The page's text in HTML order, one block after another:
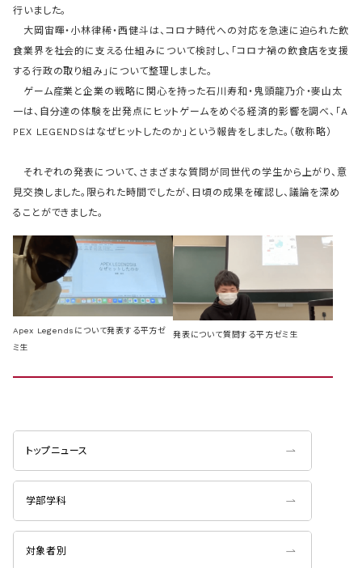
行いました。
大岡宙暉・小林律稀・西健斗は、コロナ時代への対応を急速に迫られた飲
食業界を社会的に支える仕組みについて検討し、「コロナ禍の飲食店を支援
する行政の取り組み」について整理しました。
ゲーム産業と企業の戦略に関心を持った石川寿和・鬼頭龍乃介・麥山太
一は、自分達の体験を出発点にヒットゲームをめぐる経済的影響を調べ、「A
PEX LEGENDSはなぜヒットしたのか」という報告をしました。（敬称略）
それぞれの発表について、さまざまな質問が同世代の学生から上がり、意
見交換しました。限られた時間でしたが、日頃の成果を確認し、議論を深め
ることができました。
Apex Legendsについて発表する平方ゼ
ミ生
発表について質問する平方ゼミ生
トップニュース
学部学科
対象者別